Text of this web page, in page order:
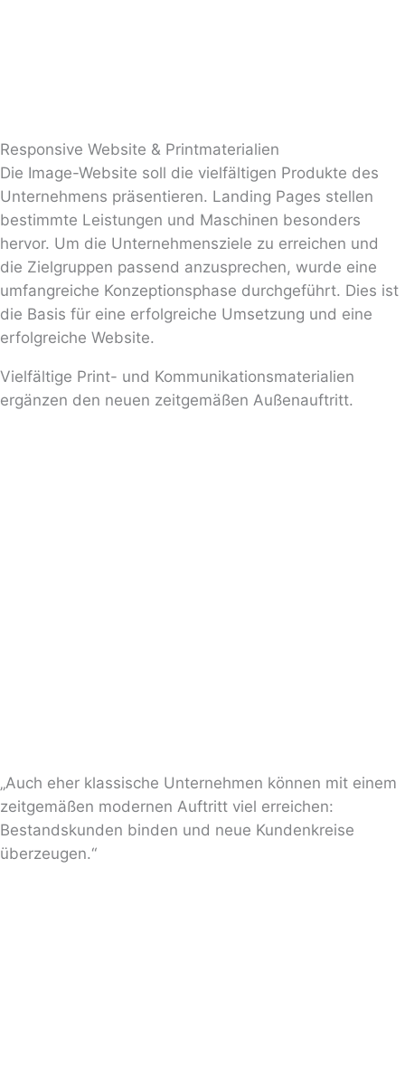
Responsive Website & Printmaterialien
Die Image-Website soll die vielfältigen Produkte des
Unternehmens präsentieren. Landing Pages stellen
bestimmte Leistungen und Maschinen besonders
hervor. Um die Unternehmensziele zu erreichen und
die Zielgruppen passend anzusprechen, wurde eine
umfangreiche Konzeptionsphase durchgeführt. Dies ist
die Basis für eine erfolgreiche Umsetzung und eine
erfolgreiche Website.
Vielfältige Print- und Kommunikationsmaterialien
ergänzen den neuen zeitgemäßen Außenauftritt.
„Auch eher klassische Unternehmen können mit einem
zeitgemäßen modernen Auftritt viel erreichen:
Bestandskunden binden und neue Kundenkreise
überzeugen.“